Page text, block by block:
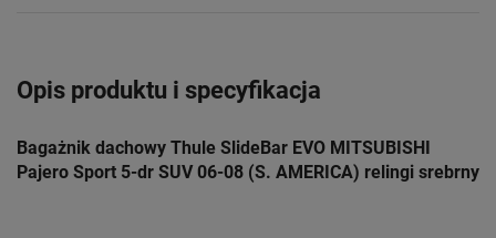
Opis produktu i specyfikacja
Bagażnik dachowy Thule SlideBar EVO MITSUBISHI
Pajero Sport 5-dr SUV 06-08 (S. AMERICA) relingi srebrny